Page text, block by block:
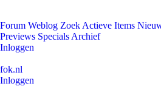
Forum Weblog Zoek Actieve Items
Previews Specials Archief
Inloggen
fok.nl
Inloggen